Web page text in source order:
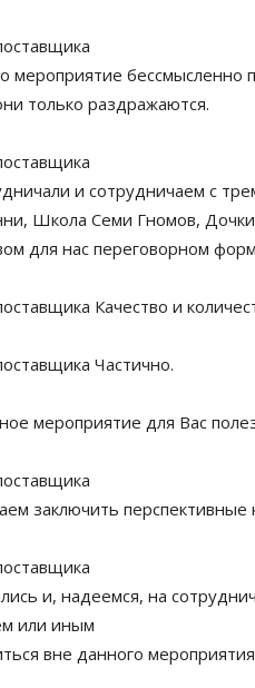
мероприятие бессмысленно
только раздражаются.
и сотрудничаем с
Школа Семи Гномов,
для нас переговорном
Качество и
Частично.
мероприятие для Вас
заключить перспективные
и, надеемся, на
или иным
вне данного